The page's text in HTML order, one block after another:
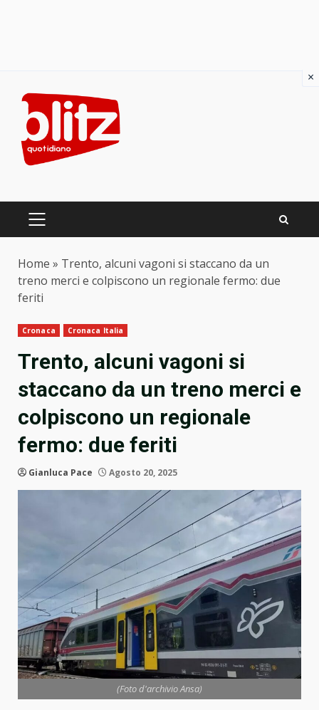
content
PRIMARY
Home » Trento, alcuni vagoni si staccano da un
treno merci e colpiscono un regionale fermo: due
feriti
Cronaca Cronaca Italia
Trento, alcuni vagoni si
staccano da un treno merci e
colpiscono un regionale
fermo: due feriti
Gianluca Pace Agosto 20, 2025
(Foto d'archivio Ansa)
×